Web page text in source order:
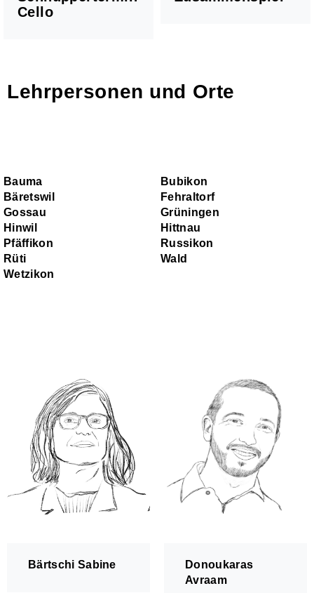
Kinderchor 1
Kinderchor 2
Jugendchor
Cello
Lehrpersonen und Orte
Bauma
Bubikon
Bäretswil
Fehraltorf
Gossau
Grüningen
Hinwil
Hittnau
Pfäffikon
Russikon
Rüti
Wald
Wetzikon
Bärtschi Sabine
Donoukaras
Avraam